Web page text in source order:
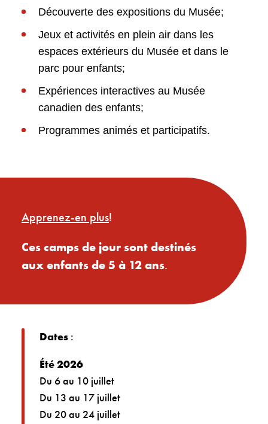
Découverte des expositions du Musée;
Jeux et activités en plein air dans les
espaces extérieurs du Musée et dans le
parc pour enfants;
Expériences interactives au Musée
canadien des enfants;
Programmes animés et participatifs.
Apprenez-en plus!
Ces camps de jour sont destinés
aux enfants de 5 à 12 ans.
Dates :
Été 2026
Du 6 au 10 juillet
Du 13 au 17 juillet
Du 20 au 24 juillet